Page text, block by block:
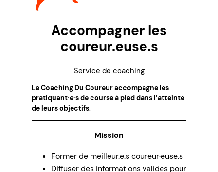
Accompagner les
coureur.euse.s
Service de coaching
Le Coaching Du Coureur accompagne les
pratiquant·e·s de course à pied dans l’atteinte
de leurs objectifs.
Mission
Former de meilleur.e.s coureur·euse.s
Diffuser des informations valides pour